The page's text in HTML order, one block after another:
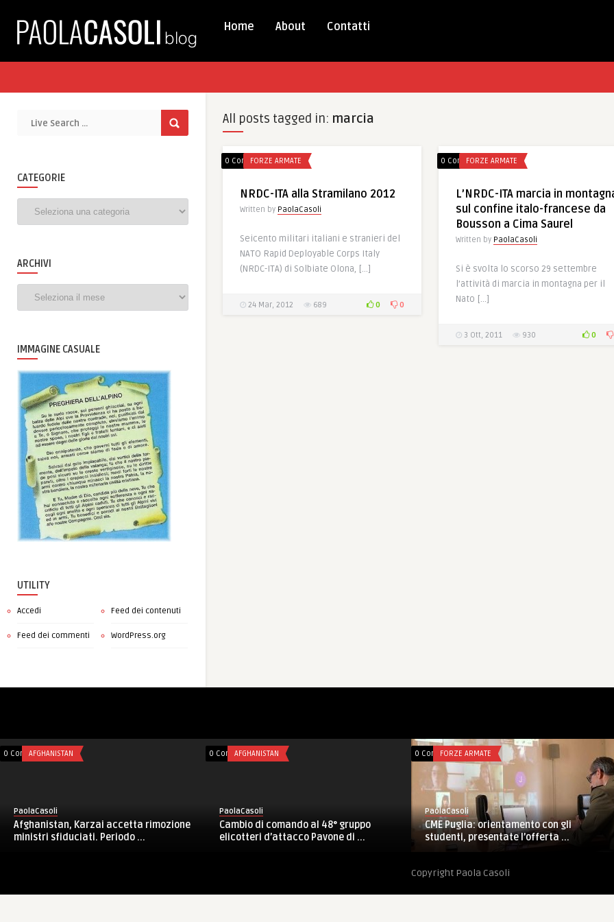
Home About Contatti
CATEGORIE
ARCHIVI
IMMAGINE CASUALE
UTILITY
Accedi Feed dei contenuti
Feed dei commenti WordPress.org
All posts tagged in: marcia
0 CommentsFORZE ARMATE
NRDC-ITA alla Stramilano 2012
Written by PaolaCasoli
Seicento militari italiani e stranieri del
NATO Rapid Deployable Corps Italy
(NRDC-ITA) di Solbiate Olona, […]
24 Mar, 2012 689 0 0
0 CommentsFORZE ARMATE
L’NRDC-ITA marcia in
sul confine italo-francese da
Bousson a Cima Saurel
Written by PaolaCasoli
Si è svolta lo scorso 29 settembre
l’attività di marcia in montagna per il
Nato […]
3 Ott, 2011 930 0
0 CommentsAFGHANISTAN
PaolaCasoli
Afghanistan, Karzai accetta rimozione
ministri sfiduciati. Periodo ...
0 CommentsAFGHANISTAN
PaolaCasoli
Cambio di comando al 48° gruppo
elicotteri d’attacco Pavone di ...
0 CommentsFORZE ARMATE
PaolaCasoli
CME Puglia: orientamento con gli
studenti, presentate l’offerta ...
Copyright Paola Casoli